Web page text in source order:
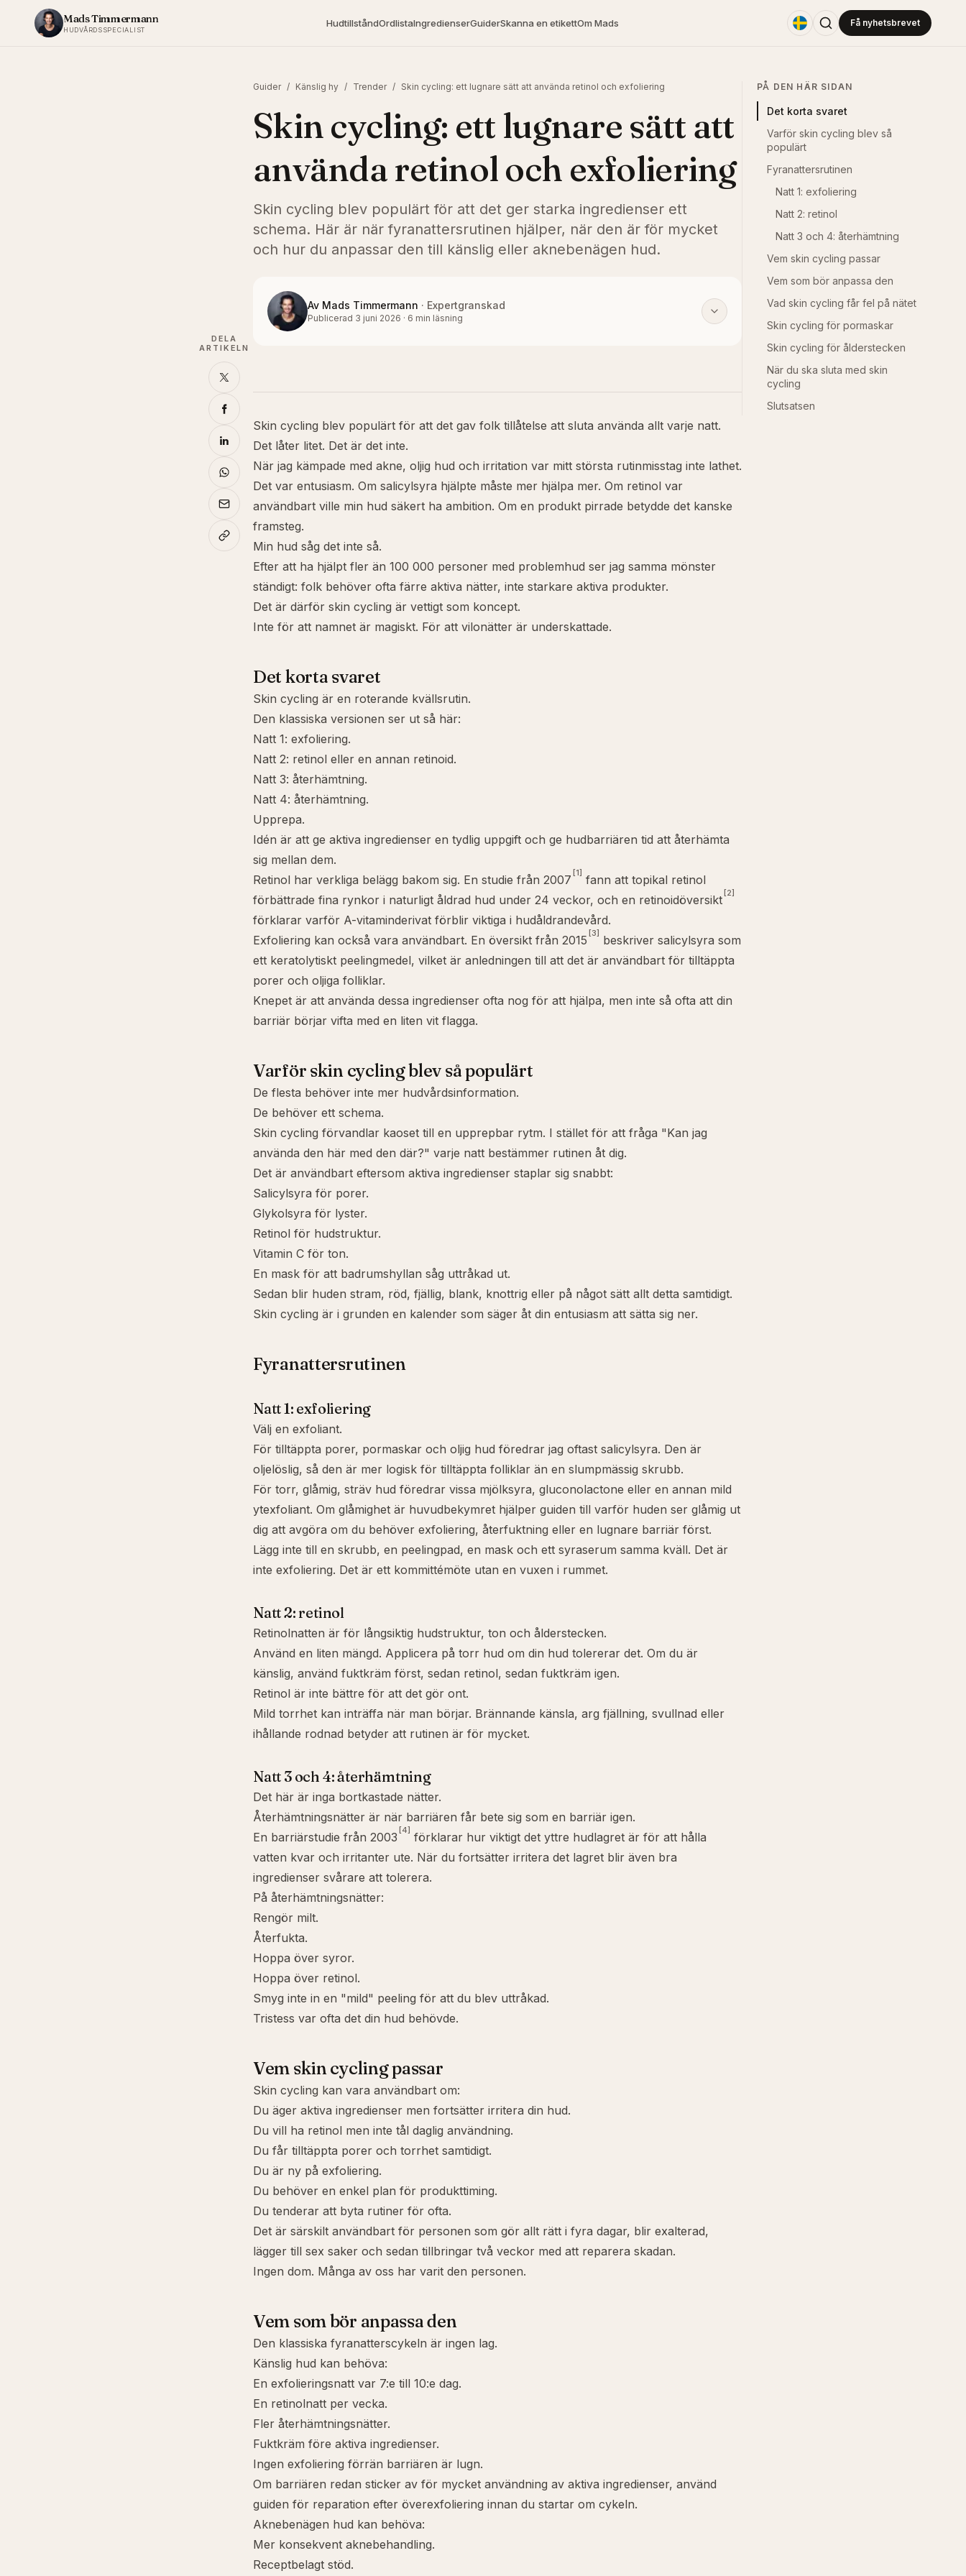
Hoppa till innehållet
Mads Timmermann
HUDVÅRDSSPECIALIST
HudtillståndOrdlistaIngredienserGuiderSkanna en etikettOm Mads Få nyhetsbrevet
PÅ DEN HÄR SIDAN
Det korta svaret
Varför skin cycling blev så
populärt
Fyranattersrutinen
Natt 1: exfoliering
Natt 2: retinol
Natt 3 och 4: återhämtning
Vem skin cycling passar
Vem som bör anpassa den
Vad skin cycling får fel på nätet
Skin cycling för pormaskar
Skin cycling för ålderstecken
När du ska sluta med skin
cycling
Slutsatsen
Guider / Känslig hy / Trender / Skin cycling: ett lugnare sätt att använda retinol och exfoliering
Skin cycling: ett lugnare sätt att
använda retinol och exfoliering
Skin cycling blev populärt för att det ger starka ingredienser ett
schema. Här är när fyranattersrutinen hjälper, när den är för mycket
och hur du anpassar den till känslig eller aknebenägen hud.
Av Mads Timmermann · Expertgranskad
Publicerad 3 juni 2026 · 6 min läsning
Skin cycling blev populärt för att det gav folk tillåtelse att sluta använda allt varje natt.
Det låter litet. Det är det inte.
När jag kämpade med akne, oljig hud och irritation var mitt största rutinmisstag inte lathet.
Det var entusiasm. Om salicylsyra hjälpte måste mer hjälpa mer. Om retinol var
användbart ville min hud säkert ha ambition. Om en produkt pirrade betydde det kanske
framsteg.
Min hud såg det inte så.
Efter att ha hjälpt fler än 100 000 personer med problemhud ser jag samma mönster
ständigt: folk behöver ofta färre aktiva nätter, inte starkare aktiva produkter.
Det är därför skin cycling är vettigt som koncept.
Inte för att namnet är magiskt. För att vilonätter är underskattade.
Det korta svaret
Skin cycling är en roterande kvällsrutin.
Den klassiska versionen ser ut så här:
Natt 1: exfoliering.
Natt 2: retinol eller en annan retinoid.
Natt 3: återhämtning.
Natt 4: återhämtning.
Upprepa.
Idén är att ge aktiva ingredienser en tydlig uppgift och ge hudbarriären tid att återhämta
sig mellan dem.
Retinol har verkliga belägg bakom sig. En studie från 2007 [1] fann att topikal retinol
förbättrade fina rynkor i naturligt åldrad hud under 24 veckor, och en retinoidöversikt [2]
förklarar varför A-vitaminderivat förblir viktiga i hudåldrandevård.
Exfoliering kan också vara användbart. En översikt från 2015 [3] beskriver salicylsyra som
ett keratolytiskt peelingmedel, vilket är anledningen till att det är användbart för tilltäppta
porer och oljiga folliklar.
Knepet är att använda dessa ingredienser ofta nog för att hjälpa, men inte så ofta att din
barriär börjar vifta med en liten vit flagga.
Varför skin cycling blev så populärt
De flesta behöver inte mer hudvårdsinformation.
De behöver ett schema.
Skin cycling förvandlar kaoset till en upprepbar rytm. I stället för att fråga "Kan jag
använda den här med den där?" varje natt bestämmer rutinen åt dig.
Det är användbart eftersom aktiva ingredienser staplar sig snabbt:
Salicylsyra för porer.
Glykolsyra för lyster.
Retinol för hudstruktur.
Vitamin C för ton.
En mask för att badrumshyllan såg uttråkad ut.
Sedan blir huden stram, röd, fjällig, blank, knottrig eller på något sätt allt detta samtidigt.
Skin cycling är i grunden en kalender som säger åt din entusiasm att sätta sig ner.
Fyranattersrutinen
Natt 1: exfoliering
Välj en exfoliant.
För tilltäppta porer, pormaskar och oljig hud föredrar jag oftast salicylsyra. Den är
oljelöslig, så den är mer logisk för tilltäppta folliklar än en slumpmässig skrubb.
För torr, glåmig, sträv hud föredrar vissa mjölksyra, gluconolactone eller en annan mild
ytexfoliant. Om glåmighet är huvudbekymret hjälper guiden till varför huden ser glåmig ut
dig att avgöra om du behöver exfoliering, återfuktning eller en lugnare barriär först.
Lägg inte till en skrubb, en peelingpad, en mask och ett syraserum samma kväll. Det är
inte exfoliering. Det är ett kommittémöte utan en vuxen i rummet.
Natt 2: retinol
Retinolnatten är för långsiktig hudstruktur, ton och ålderstecken.
Använd en liten mängd. Applicera på torr hud om din hud tolererar det. Om du är
känslig, använd fuktkräm först, sedan retinol, sedan fuktkräm igen.
Retinol är inte bättre för att det gör ont.
Mild torrhet kan inträffa när man börjar. Brännande känsla, arg fjällning, svullnad eller
ihållande rodnad betyder att rutinen är för mycket.
Natt 3 och 4: återhämtning
Det här är inga bortkastade nätter.
Återhämtningsnätter är när barriären får bete sig som en barriär igen.
En barriärstudie från 2003 [4] förklarar hur viktigt det yttre hudlagret är för att hålla
vatten kvar och irritanter ute. När du fortsätter irritera det lagret blir även bra
ingredienser svårare att tolerera.
På återhämtningsnätter:
Rengör milt.
Återfukta.
Hoppa över syror.
Hoppa över retinol.
Smyg inte in en "mild" peeling för att du blev uttråkad.
Tristess var ofta det din hud behövde.
Vem skin cycling passar
Skin cycling kan vara användbart om:
Du äger aktiva ingredienser men fortsätter irritera din hud.
Du vill ha retinol men inte tål daglig användning.
Du får tilltäppta porer och torrhet samtidigt.
Du är ny på exfoliering.
Du behöver en enkel plan för produkttiming.
Du tenderar att byta rutiner för ofta.
Det är särskilt användbart för personen som gör allt rätt i fyra dagar, blir exalterad,
lägger till sex saker och sedan tillbringar två veckor med att reparera skadan.
Ingen dom. Många av oss har varit den personen.
Vem som bör anpassa den
Den klassiska fyranatterscykeln är ingen lag.
Känslig hud kan behöva:
En exfolieringsnatt var 7:e till 10:e dag.
En retinolnatt per vecka.
Fler återhämtningsnätter.
Fuktkräm före aktiva ingredienser.
Ingen exfoliering förrän barriären är lugn.
Om barriären redan sticker av för mycket användning av aktiva ingredienser, använd
guiden för reparation efter överexfoliering innan du startar om cykeln.
Aknebenägen hud kan behöva:
Mer konsekvent aknebehandling.
Receptbelagt stöd.
DELA
ARTIKELN